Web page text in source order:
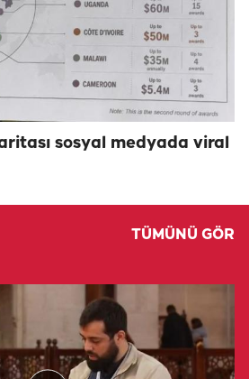
sosyal medyada viral
TÜMÜNÜ GÖR